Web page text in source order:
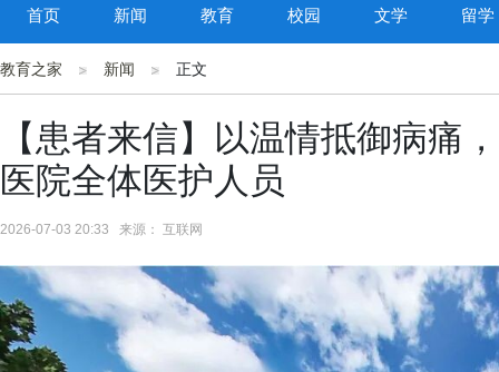
首页 新闻 教育 校园 文学 留学
教育之家 新闻 正文
【患者来信】以温情抵御病
医院全体医护人员
2026-07-03 20:33 来源： 互联网